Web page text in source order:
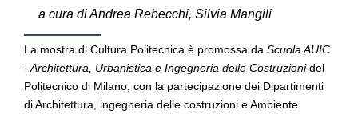
a cura di Andrea Rebecchi, Silvia Mangili
La mostra di Cultura Politecnica è promossa da Scuola AUIC
- Architettura, Urbanistica e Ingegneria delle Costruzionidel
Politecnico di Milano, con la partecipazione dei Dipartimenti
di Architettura, ingegneria delle costruzioni e Ambiente